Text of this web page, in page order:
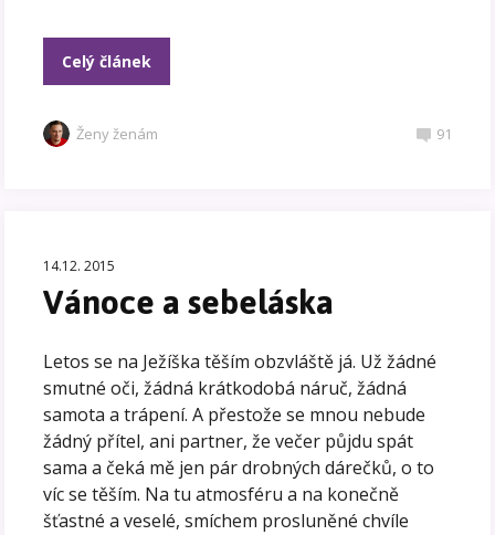
Celý článek
Ženy ženám 91
14.12. 2015
Vánoce a sebeláska
Letos se na Ježíška těším obzvláště já. Už žádné
smutné oči, žádná krátkodobá náruč, žádná
samota a trápení. A přestože se mnou nebude
žádný přítel, ani partner, že večer půjdu spát
sama a čeká mě jen pár drobných dárečků, o to
víc se těším. Na tu atmosféru a na konečně
šťastné a veselé, smíchem prosluněné chvíle